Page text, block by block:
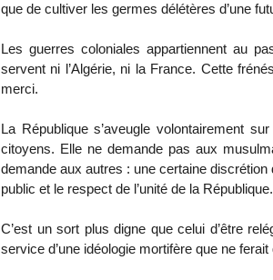
que de cultiver les germes délétères d’une
Les guerres coloniales appartiennent au
servent ni l’Algérie, ni la France. Cette
merci.
La République s’aveugle volontairement
citoyens. Elle ne demande pas aux
demande aux autres : une certaine discrétion
public et le respect de l’unité de la République.
C’est un sort plus digne que celui d’être
service d’une idéologie mortifère que ne